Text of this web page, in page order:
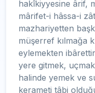
hakîkiyyesine ârif,
mârifet-i hâssa-i
mazhariyetten
müşerref kılmağa
eylemekten
yere gitmek,
halinde yemek ve
kerameti tâbi